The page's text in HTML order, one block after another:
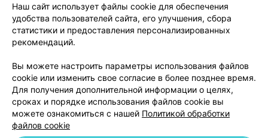
Вакансии
Партнеры
Написать руководителю 103.by
Обработка персональных данных
Наш сайт использует файлы cookie для обеспечения
удобства пользователей сайта, его улучшения, сбора
статистики и предоставления персонализированных
рекомендаций.
Вы можете настроить параметры использования файлов
cookie или изменить свое согласие в более позднее время.
Для получения дополнительной информации о целях,
сроках и порядке использования файлов cookie вы
можете ознакомиться с нашей Политикой обработки
файлов cookie